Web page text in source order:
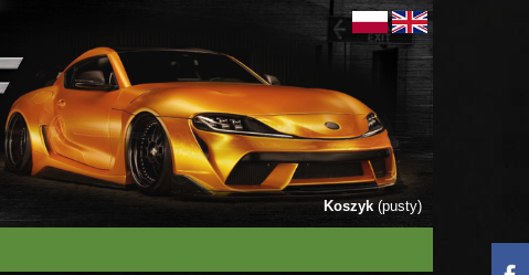
Koszyk (pusty)